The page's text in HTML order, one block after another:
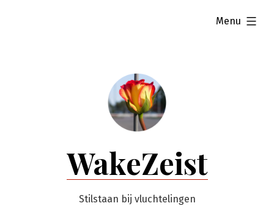
WakeZeist
Stilstaan bij vluchtelingen
Menu
uitgevouwen